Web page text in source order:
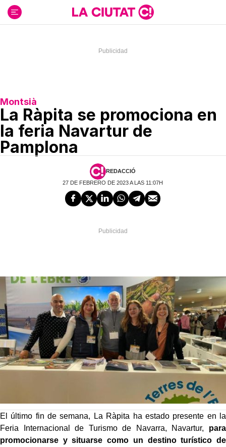
contenido
Montsià
La Ràpita se promociona en
la feria Navartur de
Pamplona
REDACCIÓ
27 DE FEBRERO DE 2023 A LAS 11:07H
El último fin de semana, La Ràpita ha estado presente en la
Feria Internacional de Turismo de Navarra, Navartur, para
promocionarse y situarse como un destino turístico de